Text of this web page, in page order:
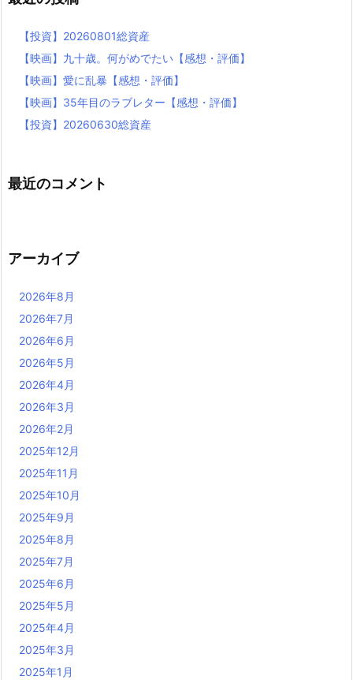
【投資】20260801総資産
【映画】九十歳。何がめでたい【感想・評価】
【映画】愛に乱暴【感想・評価】
【映画】35年目のラブレター【感想・評価】
【投資】20260630総資産
最近のコメント
アーカイブ
2026年8月
2026年7月
2026年6月
2026年5月
2026年4月
2026年3月
2026年2月
2025年12月
2025年11月
2025年10月
2025年9月
2025年8月
2025年7月
2025年6月
2025年5月
2025年4月
2025年3月
2025年1月